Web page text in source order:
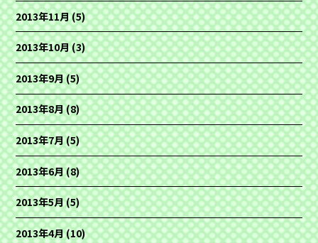
2013年11月(5)
2013年10月(3)
2013年9月(5)
2013年8月(8)
2013年7月(5)
2013年6月(8)
2013年5月(5)
2013年4月(10)